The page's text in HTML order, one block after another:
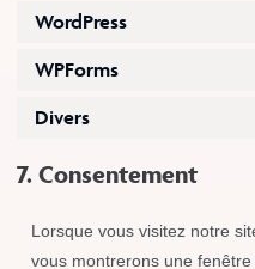
WordPress
WPForms
Divers
7. Consentement
Lorsque vous visitez notre
vous montrerons une